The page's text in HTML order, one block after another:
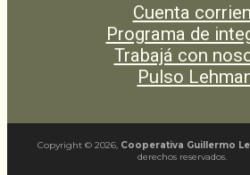
Cuenta
Programa de
Trabajá con
Pulso
Copyright © 2026, Cooperativa Guillermo
derechos reservados.